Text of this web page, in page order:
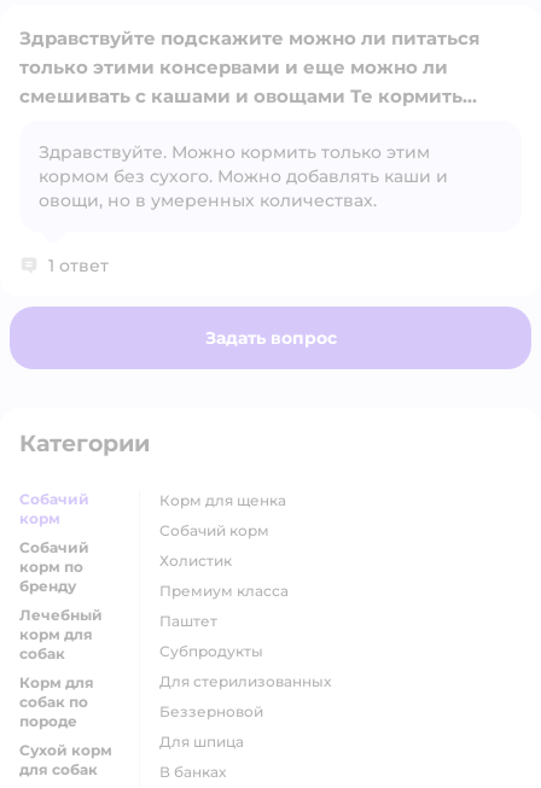
Открыть вопрос
Здравствуйте подскажите можно ли питаться
только этими консервами и еще можно ли
смешивать с кашами и овощами Те кормить
Здравствуйте. Можно кормить только этим
кормом без сухого. Можно добавлять каши и
овощи, но в умеренных количествах.
1 ответ
Задать вопрос
Категории
Собачий
корм
Собачий
корм по
бренду
Лечебный
корм для
собак
Корм для
собак по
породе
Сухой корм
для собак
корм для щенка
собачий корм
холистик
премиум класса
паштет
субпродукты
для стерилизованных
беззерновой
для шпица
в банках